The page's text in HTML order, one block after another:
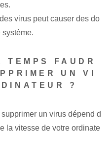
virus peut causer des do
système.
TEMPS FAUDR
UN VI
?
un virus dépend d
la vitesse de votre ordinate